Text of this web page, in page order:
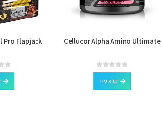
Cellucor Alpha Amino Ultimate
0
out of 5
קרא עוד
Pro Flapjack
0
out of 5